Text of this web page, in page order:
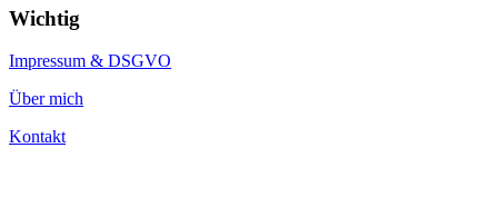
Wichtig
Impressum & DSGVO
Über mich
Kontakt